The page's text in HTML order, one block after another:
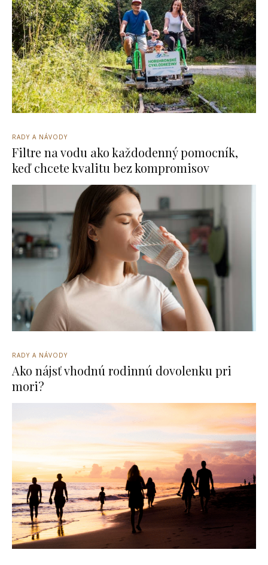
RADY A NÁVODY
Filtre na vodu ako každodenný pomocník,
keď chcete kvalitu bez kompromisov
RADY A NÁVODY
Ako nájsť vhodnú rodinnú dovolenku pri
mori?